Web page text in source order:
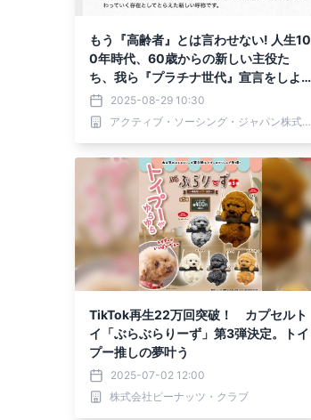
もう『高齢者』とは言わせない! 人生10
0年時代、60歳からの新しい主役た
ち、我ら『プラチナ世代』宣言をしよ
う! 2025年9月1日より固定概念を変え
る全国的なムーブメント始動!
2025-08-29 10:30
アクティブ・ソーシング・ジャパン株式会社
TikTok再生22万回突破！ カプセルト
イ「ぶらぶらりーず」第3弾決定。トイ
プー推しの夢叶う
2025-07-02 12:00
株式会社ピーナッツ・クラブ